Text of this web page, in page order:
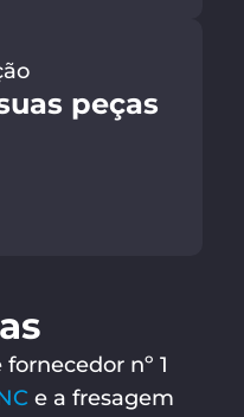
nº 1
e a fresagem
peças